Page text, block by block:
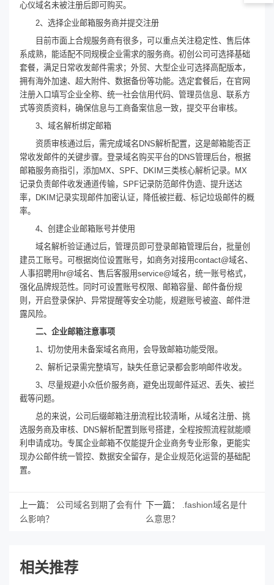
心仪域名未被注册后即可购买。
2、选择企业邮箱服务商并提交注册
目前市面上合规服务商有很多，可以重点关注稳定性、售后体
系成熟，能适配不同规模企业需求的服务商。初创公司可选择基础
套餐，满足日常收发邮件需求；外贸、大型企业可选择高配版本，
拥有海外加速、超大附件、数据备份等功能。选定套餐后，在官网
注册入口填写企业全称、统一社会信用代码、管理员信息、联系方
式等资质资料，确保信息与工商备案信息一致，提交平台审核。
3、域名解析绑定邮箱
资质审核通过后，需完成域名DNS解析配置，这是邮箱能否正
常收发邮件的关键步骤。登录域名购买平台的DNS管理后台，根据
邮箱服务商指引，添加MX、SPF、DKIM三类核心解析记录。MX
记录负责邮件收发通道传输，SPF记录防范邮件伪造、提升送达
率，DKIM记录实现邮件加密认证，降低被拦截、标记垃圾邮件的概
率。
4、创建企业邮箱账号并使用
域名解析验证通过后，管理员即可登录邮箱管理后台，批量创
建员工账号。可根据岗位设置账号，如商务对接用contact@域名、
人事招聘用hr@域名、售后客服用service@域名，统一账号格式，
强化品牌规范性。同时可设置账号权限、邮箱容量、邮件备份规
则，开启登录保护、异常提醒等安全功能，规避账号被盗、邮件泄
露风险。
二、企业邮箱注意事项
1、切勿使用未备案域名商用，会导致邮箱功能受限。
2、解析记录需完整填写，缺失任意记录都会影响邮件收发。
3、尽量规避小众低价服务商，避免出现邮件延迟、丢失、被拦
截等问题。
总的来说，公司后缀邮箱注册流程比较清晰，从域名注册、挑
选服务商及审核、DNS解析配置到账号搭建，全程按照流程就能顺
利申请成功。专属企业邮箱不仅能提升企业商务专业形象，更能实
现办公邮件统一管控、数据安全留存，是企业规范化运营的基础配
置。
上一篇： 公司域名到期了会有什
么影响？
下一篇：
.fashion域名是什
么意思？
相关推荐